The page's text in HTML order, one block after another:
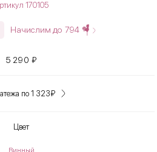
170105
Начислим до 794
5 290₽
по 1 323₽
Цвет
Винный